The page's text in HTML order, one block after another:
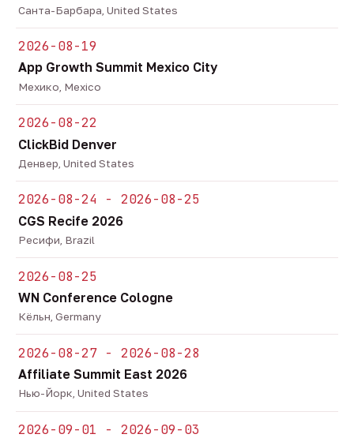
Санта-Барбара, United States
2026-08-19
App Growth Summit Mexico City
Мехико, Mexico
2026-08-22
ClickBid Denver
Денвер, United States
2026-08-24 - 2026-08-25
CGS Recife 2026
Ресифи, Brazil
2026-08-25
WN Conference Cologne
Кёльн, Germany
2026-08-27 - 2026-08-28
Affiliate Summit East 2026
Нью-Йорк, United States
2026-09-01 - 2026-09-03